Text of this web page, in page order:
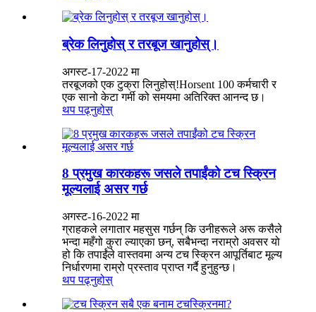
ब्रेक लिनुहोस् र तरबूज खानुहोस्।
अगस्ट-17-2022 मा
तरबूजको एक टुक्रा लिनुहोस्!Horsent 100 कर्मचारी र
एक सानो केटा गर्मी को समयमा अतिरिक्त आनन्द छ।
थप पढ्नुहोस्
8 प्रमुख कारकहरू जसले तपाईंको टच स्क्रिन
मूल्यलाई असर गर्छ
अगस्ट-16-2022 मा
ग्राहकले लगातार महसुस गर्छन् कि उनीहरूले अरू कसैले
भन्दा महँगो कुरा ल्याएका छन्, सबैभन्दा नराम्रो अवसर यो
हो कि तपाईंले वास्तवमा अन्य टच स्क्रिन आपूर्तिबाट मूल्य
निर्धारणमा राम्रो प्रस्ताव प्राप्त गर्दै हुनुहुन्छ।
थप पढ्नुहोस्